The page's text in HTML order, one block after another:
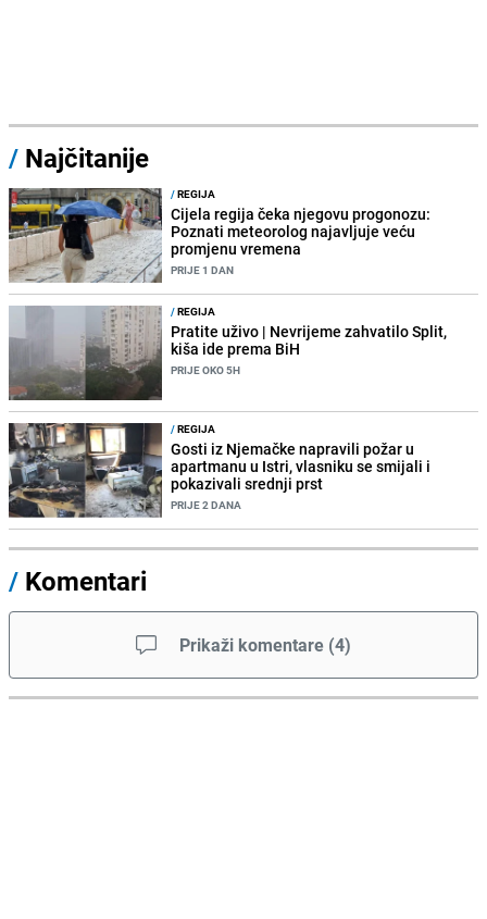
/ Najčitanije
/REGIJA
Cijela regija čeka njegovu progonozu:
Poznati meteorolog najavljuje veću
promjenu vremena
PRIJE 1 DAN
/REGIJA
Pratite uživo | Nevrijeme zahvatilo Split,
kiša ide prema BiH
PRIJE OKO 5H
/REGIJA
Gosti iz Njemačke napravili požar u
apartmanu u Istri, vlasniku se smijali i
pokazivali srednji prst
PRIJE 2 DANA
/ Komentari
Prikaži komentare (4)